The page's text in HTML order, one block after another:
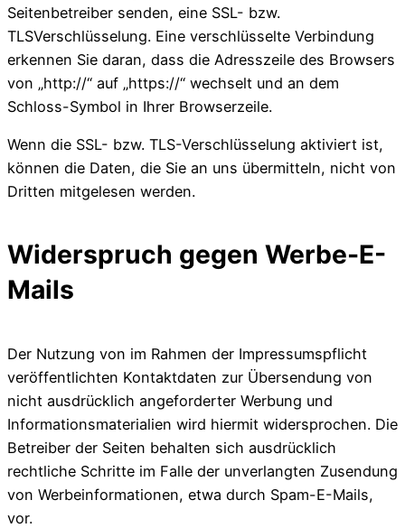
Seitenbetreiber senden, eine SSL- bzw.
TLSVerschlüsselung. Eine verschlüsselte Verbindung
erkennen Sie daran, dass die Adresszeile des Browsers
von „http://“ auf „https://“ wechselt und an dem
Schloss-Symbol in Ihrer Browserzeile.
Wenn die SSL- bzw. TLS-Verschlüsselung aktiviert ist,
können die Daten, die Sie an uns übermitteln, nicht von
Dritten mitgelesen werden.
Widerspruch gegen Werbe-E-
Mails
Der Nutzung von im Rahmen der Impressumspflicht
veröffentlichten Kontaktdaten zur Übersendung von
nicht ausdrücklich angeforderter Werbung und
Informationsmaterialien wird hiermit widersprochen. Die
Betreiber der Seiten behalten sich ausdrücklich
rechtliche Schritte im Falle der unverlangten Zusendung
von Werbeinformationen, etwa durch Spam-E-Mails,
vor.